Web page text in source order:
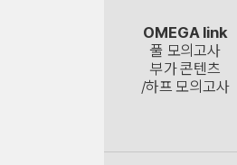
OMEGA link
풀 모의고사
부가 콘텐츠
/하프 모의고사